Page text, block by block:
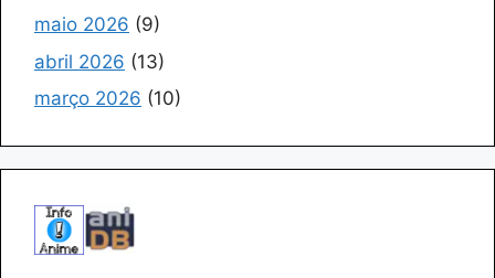
maio 2026 (9)
abril 2026 (13)
março 2026 (10)